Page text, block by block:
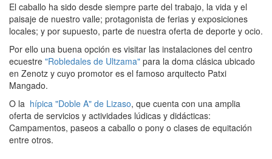
El caballo ha sido desde siempre parte del trabajo, la vida y el
paisaje de nuestro valle; protagonista de ferias y exposiciones
locales; y por supuesto, parte de nuestra oferta de deporte y ocio.
Por ello una buena opción es visitar las instalaciones del centro
ecuestre "Robledales de Ultzama" para la doma clásica ubicado
en Zenotz y cuyo promotor es el famoso arquitecto Patxi
Mangado.
O la hípica "Doble A" de Lizaso, que cuenta con una amplia
oferta de servicios y actividades lúdicas y didácticas:
Campamentos, paseos a caballo o pony o clases de equitación
entre otros.